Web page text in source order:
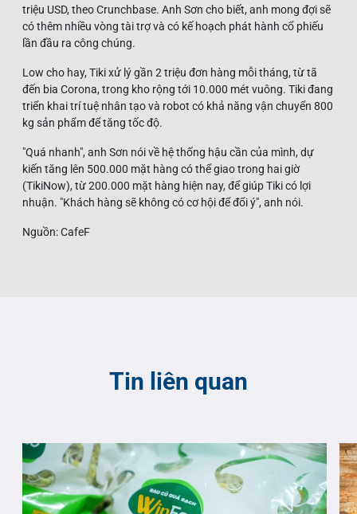
triệu USD, theo Crunchbase. Anh Sơn cho biết, anh mong đợi sẽ
có thêm nhiều vòng tài trợ và có kế hoạch phát hành cổ phiếu
lần đầu ra công chúng.
Low cho hay, Tiki xử lý gần 2 triệu đơn hàng mỗi tháng, từ tã
đến bia Corona, trong kho rộng tới 10.000 mét vuông. Tiki đang
triển khai trí tuệ nhân tạo và robot có khả năng vận chuyển 800
kg sản phẩm để tăng tốc độ.
"Quá nhanh", anh Sơn nói về hệ thống hậu cần của mình, dự
kiến ​​tăng lên 500.000 mặt hàng có thể giao trong hai giờ
(TikiNow), từ 200.000 mặt hàng hiện nay, để giúp Tiki có lợi
nhuận. "Khách hàng sẽ không có cơ hội để đổi ý", anh nói.
Nguồn: CafeF
Tin liên quan